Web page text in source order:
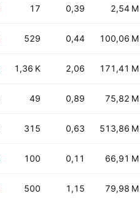
17 0,39 2,54 M
529 0,44 100,06 M
1,36 K 2,06 171,41 M
49 0,89 75,82 M
315 0,63 513,86 M
100 0,11 66,91 M
500 1,15 79,98 M